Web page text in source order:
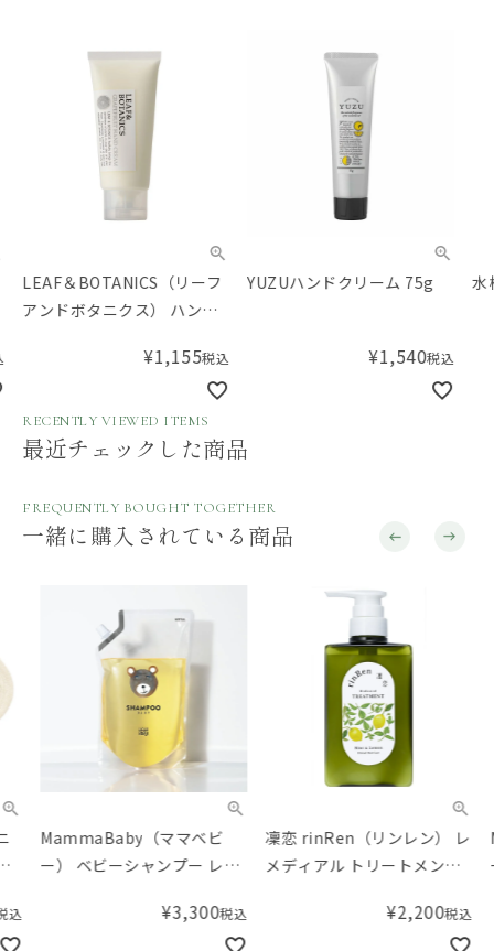
LEAF＆BOTANICS（リーフ
アンドボタニクス） ハンド
1,155税込
YUZUハンドクリーム 75g
1,540税込
水
RECENTLY VIEWED ITEMS
最近チェックした商品
FREQUENTLY BOUGHT TOGETHER
一緒に購入されている商品
MammaBaby（ママベビ
ー） ベビーシャンプー レフ
3,300税込
凜恋 rinRen（リンレン） レ
メディアル トリートメント
2,200税込
ー